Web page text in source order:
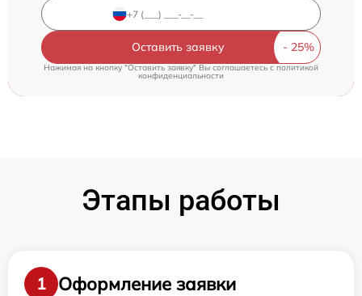
Оставить заявку
Нажимая на кнопку "Оставить заявку" Вы соглашаетесь cполитикой
конфиденциальности
Этапы работы
1
Оформление заявки